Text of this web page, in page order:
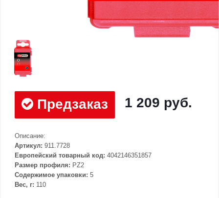
Предзаказ 1 209 руб.
Описание:
Артикул: 911.7728
Европейский товарный код: 4042146351857
Размер профиля: PZ2
Содержимое упаковки: 5
Вес, г: 110